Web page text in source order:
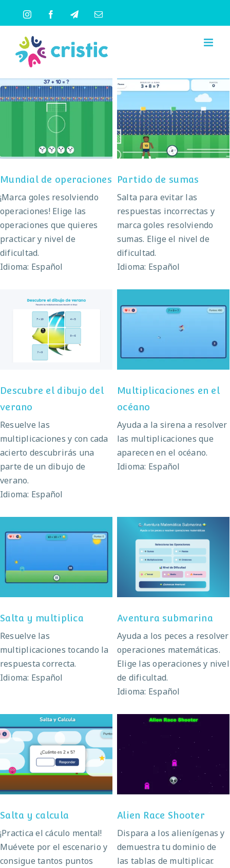
contenido
InstagramFacebookTelegramCorreo
Mundial de
operaciones
Mundial de operaciones
¡Marca goles resolviendo
operaciones! Elige las
operaciones que quieres
practicar y nivel de
dificultad.
Idioma: Español
Partido de sumas
Partido de sumas
Salta para evitar las
respuestas incorrectas y
marca goles resolviendo
sumas. Elige el nivel de
dificultad.
Idioma: Español
Descubre el dibujo del
verano
Descubre el dibujo del
verano
Resuelve las
multiplicaciones y con cada
acierto descubrirás una
parte de un dibujo de
verano.
Idioma: Español
Multiplicaciones en el
océano
Multiplicaciones en el
océano
Ayuda a la sirena a resolver
las multiplicaciones que
aparecen en el océano.
Idioma: Español
Salta y multiplica
Resuelve las
multiplicaciones tocando la
respuesta correcta.
Idioma: Español
Aventura submarina
Aventura submarina
Ayuda a los peces a resolver
operaciones matemáticas.
Elige las operaciones y nivel
de dificultad.
Idioma: Español
Salta y calcula
Salta y calcula
¡Practica el cáculo mental!
Muévete por el escenario y
consigue tantos puntos
Alien Race Shooter
Alien Race Shooter
Dispara a los alienígenas y
demuestra tu dominio de
las tablas de multiplicar.